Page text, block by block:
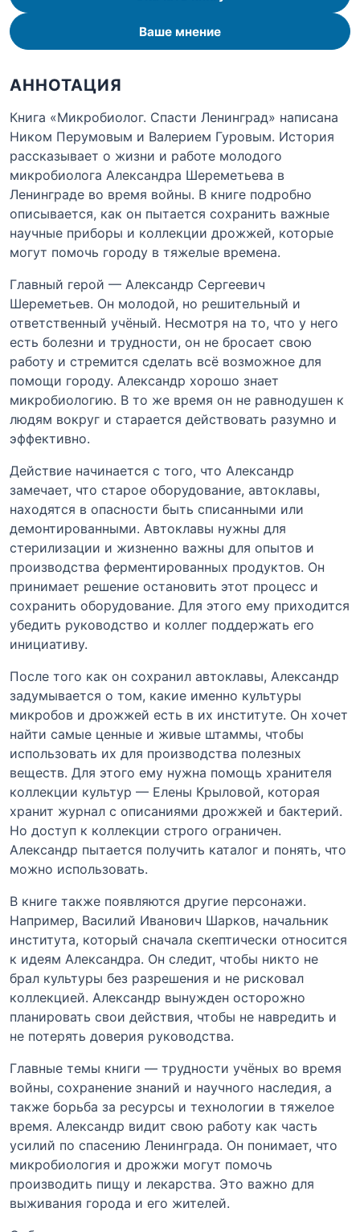
Ваше мнение
АННОТАЦИЯ
Книга «Микробиолог. Спасти Ленинград» написана
Ником Перумовым и Валерием Гуровым. История
рассказывает о жизни и работе молодого
микробиолога Александра Шереметьева в
Ленинграде во время войны. В книге подробно
описывается, как он пытается сохранить важные
научные приборы и коллекции дрожжей, которые
могут помочь городу в тяжелые времена.
Главный герой — Александр Сергеевич
Шереметьев. Он молодой, но решительный и
ответственный учёный. Несмотря на то, что у него
есть болезни и трудности, он не бросает свою
работу и стремится сделать всё возможное для
помощи городу. Александр хорошо знает
микробиологию. В то же время он не равнодушен к
людям вокруг и старается действовать разумно и
эффективно.
Действие начинается с того, что Александр
замечает, что старое оборудование, автоклавы,
находятся в опасности быть списанными или
демонтированными. Автоклавы нужны для
стерилизации и жизненно важны для опытов и
производства ферментированных продуктов. Он
принимает решение остановить этот процесс и
сохранить оборудование. Для этого ему приходится
убедить руководство и коллег поддержать его
инициативу.
После того как он сохранил автоклавы, Александр
задумывается о том, какие именно культуры
микробов и дрожжей есть в их институте. Он хочет
найти самые ценные и живые штаммы, чтобы
использовать их для производства полезных
веществ. Для этого ему нужна помощь хранителя
коллекции культур — Елены Крыловой, которая
хранит журнал с описаниями дрожжей и бактерий.
Но доступ к коллекции строго ограничен.
Александр пытается получить каталог и понять, что
можно использовать.
В книге также появляются другие персонажи.
Например, Василий Иванович Шарков, начальник
института, который сначала скептически относится
к идеям Александра. Он следит, чтобы никто не
брал культуры без разрешения и не рисковал
коллекцией. Александр вынужден осторожно
планировать свои действия, чтобы не навредить и
не потерять доверия руководства.
Главные темы книги — трудности учёных во время
войны, сохранение знаний и научного наследия, а
также борьба за ресурсы и технологии в тяжелое
время. Александр видит свою работу как часть
усилий по спасению Ленинграда. Он понимает, что
микробиология и дрожжи могут помочь
производить пищу и лекарства. Это важно для
выживания города и его жителей.